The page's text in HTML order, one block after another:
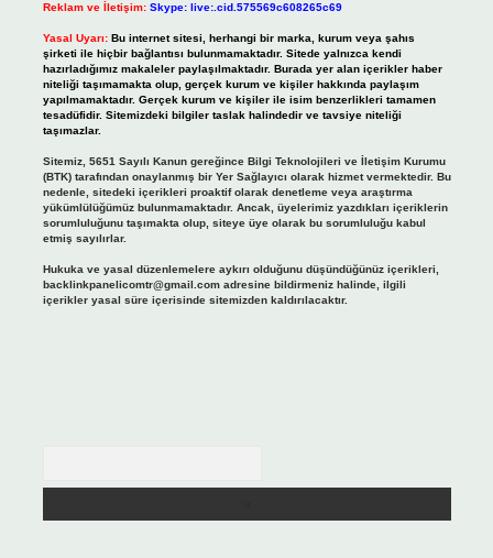
Reklam ve İletişim: Skype: live:.cid.575569c608265c69
Yasal Uyarı: Bu internet sitesi, herhangi bir marka, kurum veya şahıs
şirketi ile hiçbir bağlantısı bulunmamaktadır. Sitede yalnızca kendi
hazırladığımız makaleler paylaşılmaktadır. Burada yer alan içerikler haber
niteliği taşımamakta olup, gerçek kurum ve kişiler hakkında paylaşım
yapılmamaktadır. Gerçek kurum ve kişiler ile isim benzerlikleri tamamen
tesadüfidir. Sitemizdeki bilgiler taslak halindedir ve tavsiye niteliği
taşımazlar.
Sitemiz, 5651 Sayılı Kanun gereğince Bilgi Teknolojileri ve İletişim Kurumu
(BTK) tarafından onaylanmış bir Yer Sağlayıcı olarak hizmet vermektedir. Bu
nedenle, sitedeki içerikleri proaktif olarak denetleme veya araştırma
yükümlülüğümüz bulunmamaktadır. Ancak, üyelerimiz yazdıkları içeriklerin
sorumluluğunu taşımakta olup, siteye üye olarak bu sorumluluğu kabul
etmiş sayılırlar.
Hukuka ve yasal düzenlemelere aykırı olduğunu düşündüğünüz içerikleri,
backlinkpanelicomtr@gmail.comadresine bildirmeniz halinde, ilgili
içerikler yasal süre içerisinde sitemizden kaldırılacaktır.